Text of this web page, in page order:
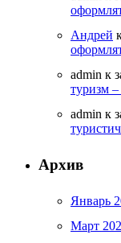
Андрей
admin к
туризм
admin к
Архив
Январь
Март